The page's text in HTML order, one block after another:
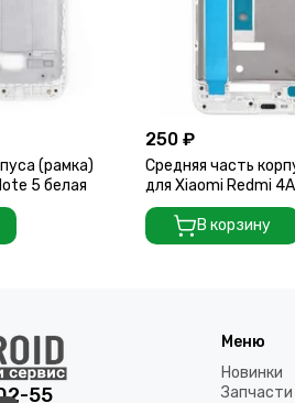
(рамка)
5 белая
250 ₽
Средняя часть
для Xiaomi Redmi
В корзину
55
Меню
Новинки
Запчасти